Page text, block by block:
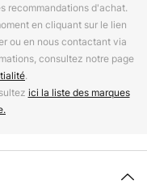
recommandations d'achat.
en cliquant sur le lien
ou en nous contactant via
consultez notre page
.
ici la liste des marques